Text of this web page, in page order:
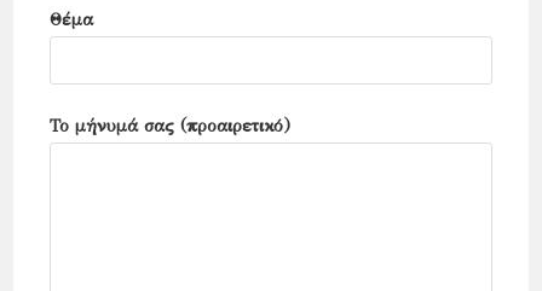
Θέμα
Το μήνυμά σας (προαιρετικό)